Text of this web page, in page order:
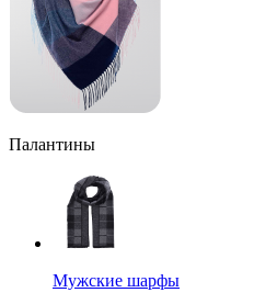
Палантины
Мужские шарфы